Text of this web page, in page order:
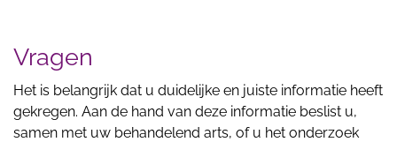
Vragen
Het is belangrijk dat u duidelijke en juiste informatie heeft
gekregen. Aan de hand van deze informatie beslist u,
samen met uw behandelend arts, of u het onderzoek